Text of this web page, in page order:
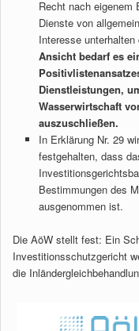
Recht nach eigenem
Dienste von
Interesse unterhalten
Ansicht bedarf es
Dienstleistungen,
Wasserwirtschaft
auszuschließen.
In Erklärung Nr. 29
festgehalten, dass
Bestimmungen des
ausgenommen ist.
Die AöW stellt fest: Ein
Investitionsschutzgericht
die